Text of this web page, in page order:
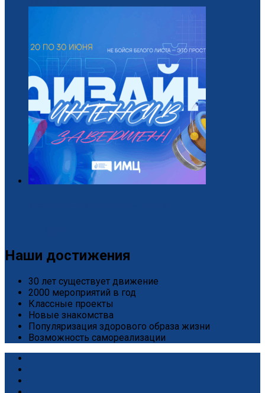
Наши достижения
30 лет существует движение
2000 мероприятий в год
Классные проекты
Новые знакомства
Популяризация здорового образа жизни
Возможность самореализации